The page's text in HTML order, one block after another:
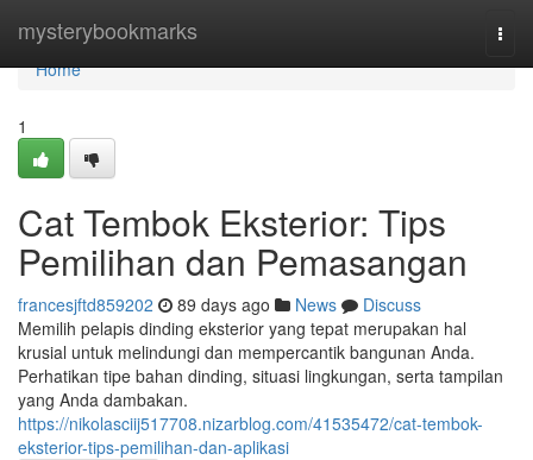
mysterybookmarks
Home
Home
1
Cat Tembok Eksterior: Tips
Pemilihan dan Pemasangan
francesjftd859202 89 days ago News
Discuss
Memilih pelapis dinding eksterior yang tepat merupakan hal
krusial untuk melindungi dan mempercantik bangunan Anda.
Perhatikan tipe bahan dinding, situasi lingkungan, serta tampilan
yang Anda dambakan.
https://nikolasciij517708.nizarblog.com/41535472/cat-tembok-
eksterior-tips-pemilihan-dan-aplikasi